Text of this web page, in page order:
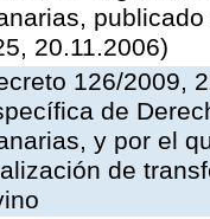
20.11.2006)
126/2009,
de
y por el
de